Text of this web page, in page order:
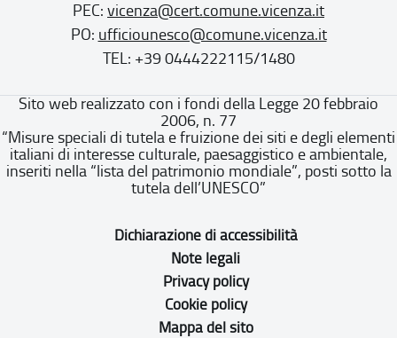
PEC: vicenza@cert.comune.vicenza.it
PO: ufficiounesco@comune.vicenza.it
TEL: +39 0444222115/1480
Sito web realizzato con i fondi della Legge 20 febbraio
2006, n. 77
“Misure speciali di tutela e fruizione dei siti e degli elementi
italiani di interesse culturale, paesaggistico e ambientale,
inseriti nella “lista del patrimonio mondiale”, posti sotto la
tutela dell’UNESCO”
Dichiarazione di accessibilità
Note legali
Privacy policy
Cookie policy
Mappa del sito